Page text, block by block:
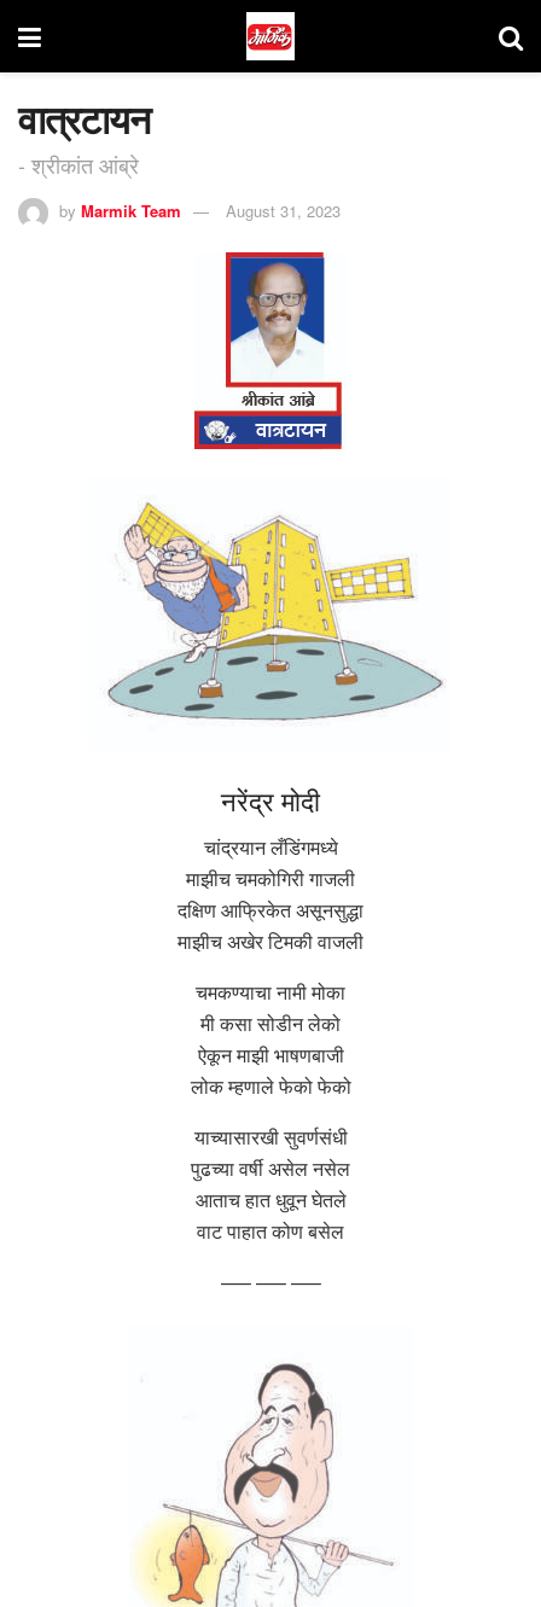
वात्रटायन
- श्रीकांत आंब्रे
by Marmik Team August 31, 2023
नरेंद्र मोदी
चांद्रयान लँडिंगमध्ये
माझीच चमकोगिरी गाजली
दक्षिण आफ्रिकेत असूनसुद्धा
माझीच अखेर टिमकी वाजली
चमकण्याचा नामी मोका
मी कसा सोडीन लेको
ऐकून माझी भाषणबाजी
लोक म्हणाले फेको फेको
याच्यासारखी सुवर्णसंधी
पुढच्या वर्षी असेल नसेल
आताच हात धुवून घेतले
वाट पाहात कोण बसेल
—– —– —–